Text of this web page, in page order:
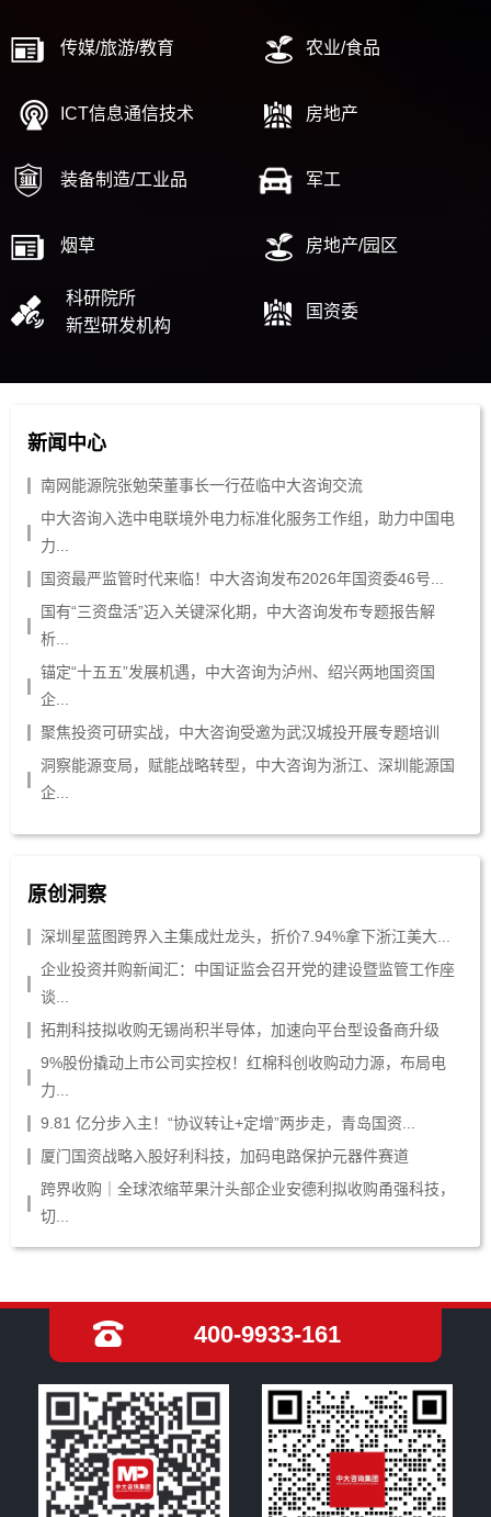
传媒/旅游/教育 农业/食品
ICT信息通信技术 房地产
装备制造/工业品 军工
烟草 房地产/园区
科研院所
新型研发机构
国资委
新闻中心
南网能源院张勉荣董事长一行莅临中大咨询交流
中大咨询入选中电联境外电力标准化服务工作组，助力中国电
力...
国资最严监管时代来临！中大咨询发布2026年国资委46号...
国有“三资盘活”迈入关键深化期，中大咨询发布专题报告解
析...
锚定“十五五”发展机遇，中大咨询为泸州、绍兴两地国资国
企...
聚焦投资可研实战，中大咨询受邀为武汉城投开展专题培训
洞察能源变局，赋能战略转型，中大咨询为浙江、深圳能源国
企...
原创洞察
深圳星蓝图跨界入主集成灶龙头，折价7.94%拿下浙江美大...
企业投资并购新闻汇：中国证监会召开党的建设暨监管工作座
谈...
拓荆科技拟收购无锡尚积半导体，加速向平台型设备商升级
9%股份撬动上市公司实控权！红棉科创收购动力源，布局电
力...
9.81 亿分步入主！“协议转让+定增”两步走，青岛国资...
厦门国资战略入股好利科技，加码电路保护元器件赛道
跨界收购｜全球浓缩苹果汁头部企业安德利拟收购甬强科技，
切...
400-9933-161